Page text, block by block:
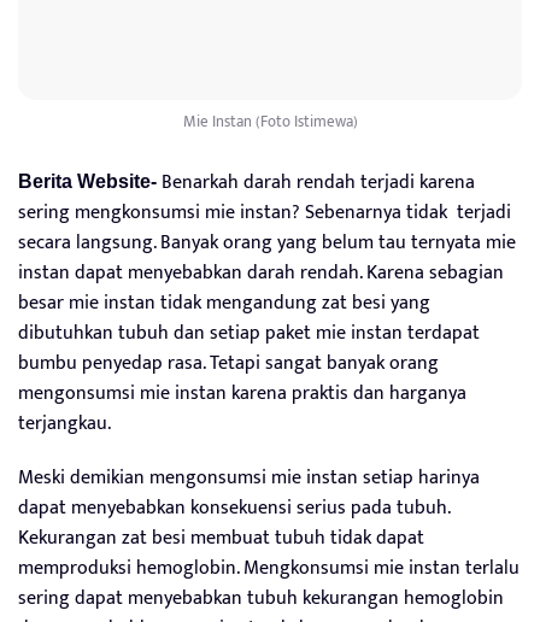
Mie Instan (Foto Istimewa)
Berita Website- Benarkah darah rendah terjadi karena
sering mengkonsumsi mie instan? Sebenarnya tidak terjadi
secara langsung. Banyak orang yang belum tau ternyata mie
instan dapat menyebabkan darah rendah. Karena sebagian
besar mie instan tidak mengandung zat besi yang
dibutuhkan tubuh dan setiap paket mie instan terdapat
bumbu penyedap rasa. Tetapi sangat banyak orang
mengonsumsi mie instan karena praktis dan harganya
terjangkau.
Meski demikian mengonsumsi mie instan setiap harinya
dapat menyebabkan konsekuensi serius pada tubuh.
Kekurangan zat besi membuat tubuh tidak dapat
memproduksi hemoglobin. Mengkonsumsi mie instan terlalu
sering dapat menyebabkan tubuh kekurangan hemoglobin